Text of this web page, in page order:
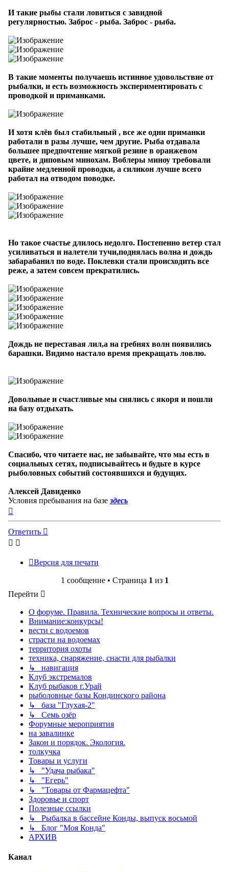
И такие рыбы стали ловиться с завидной
регулярностью. Заброс - рыба. Заброс - рыба.
В такие моменты получаешь истинное удовольствие от
рыбалки, и есть возможность экспериментировать с
проводкой и приманками.
И хотя клёв был стабильный , все же одни приманки
работали в разы лучше, чем другие. Рыба отдавала
большее предпочтение мягкой резине в оранжевом
цвете, и диповым минохам. Воблеры миноу требовали
крайне медленной проводки, а силикон лучше всего
работал на отводом поводке.
Но такое счастье длилось недолго. Постепенно ветер стал
усиливаться и налетели тучи,поднялась волна и дождь
забарабанил по воде. Поклевки стали происходить все
реже, а затем совсем прекратились.
Дождь не переставая лил,а на гребнях волн появились
барашки. Видимо настало время прекращать ловлю.
Довольные и счастливые мы снялись с якоря и пошли
на базу отдыхать.
Спасибо, что читаете нас, не забывайте, что мы есть в
социальных сетях, подписывайтесь и будьте в курсе
рыболовных событий состоявшихся и будущих.
Алексей Давиденко
Условия пребывания на базе здесь
началу
Ответить
Версия для печати
1 сообщение • Страница 1 из 1
Перейти
О форуме. Правила. Технические вопросы и ответы.
Внимание:конкурсы!
вести с водоемов
страсти на водоемах
территория охоты
техника, снаряжение, снасти для рыбалки
↳ навигация
Клуб экстремалов
Клуб рыбаков г.Урай
рыболовные базы Кондинского района
↳ база "Глухая-2"
↳ Семь озёр
Форумные мероприятия
на завалинке
Закон и порядок. Экология.
толкучка
Товары и услуги
↳ "Удача рыбака"
↳ "Егерь"
↳ "Товары от Фармацефта"
Здоровье и спорт
Полезные ссылки
↳ Рыбалка в бассейне Конды, выпуск восьмой
↳ Блог "Моя Конда"
АРХИВ
Канал